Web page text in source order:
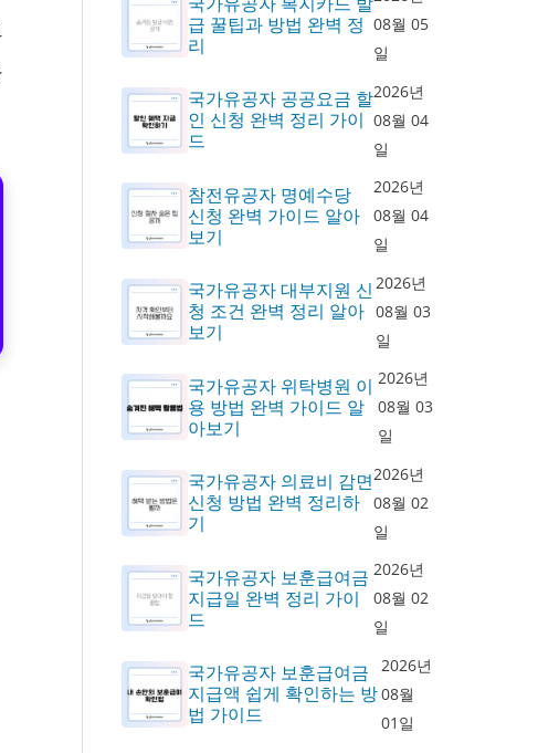
급 꿀팁과 방법 완벽 정
리
08월 05
일
국가유공자 공공요금 할
인 신청 완벽 정리 가이
드
2026년
08월 04
일
참전유공자 명예수당
신청 완벽 가이드 알아
보기
2026년
08월 04
일
국가유공자 대부지원 신
청 조건 완벽 정리 알아
보기
2026년
08월 03
일
국가유공자 위탁병원 이
용 방법 완벽 가이드 알
아보기
2026년
08월 03
일
국가유공자 의료비 감면
신청 방법 완벽 정리하
기
2026년
08월 02
일
국가유공자 보훈급여금
지급일 완벽 정리 가이
드
2026년
08월 02
일
국가유공자 보훈급여금
지급액 쉽게 확인하는 방
법 가이드
2026년
08월
01일